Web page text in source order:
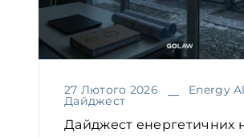
27 Лютого 2026 Energy
Дайджест
Дайджест енергетичних